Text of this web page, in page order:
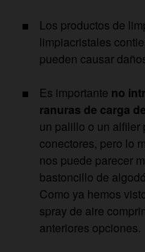
Los productos de
limpiacristales
pueden causar
Es importante no
ranuras de carga
un palillo o un alfiler
conectores, pero lo
nos puede parecer
bastoncillo de
Como ya hemos
spray de aire
anteriores opciones.